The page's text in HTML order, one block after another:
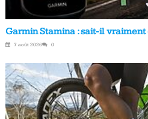
Garmin Stamina : sait-il vraiment
7 août 2026 0